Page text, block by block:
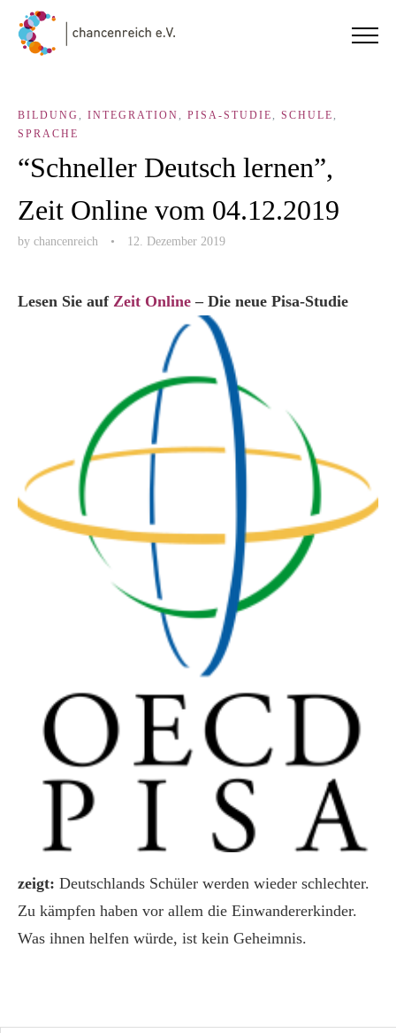
BILDUNG , INTEGRATION, PISA-STUDIE, SCHULE,
SPRACHE
“Schneller Deutsch lernen”,
Zeit Online vom 04.12.2019
by chancenreich • 12. Dezember 2019
Lesen Sie auf Zeit Online – Die neue Pisa-Stu­die
zeigt: Deutsch­lands Schü­ler wer­den wie­der schlech­ter.
Zu kämp­fen haben vor allem die Ein­wan­de­rer­kin­der.
Was ihnen hel­fen wür­de, ist kein Geheimnis.